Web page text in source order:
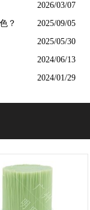
2026/03/07
？ 2025/09/05
2025/05/30
2024/06/13
2024/01/29